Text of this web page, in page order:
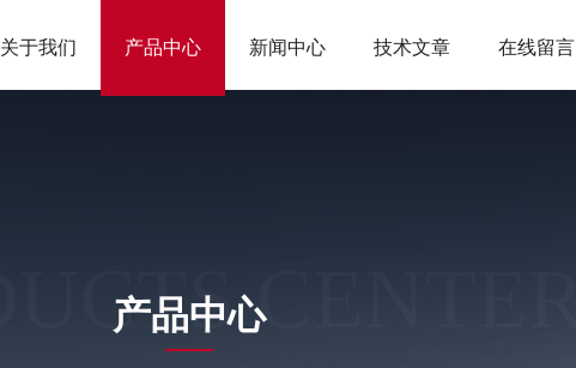
关于我们 产品中心 新闻中心 技术文章 在线留言
CENTER
产品中心